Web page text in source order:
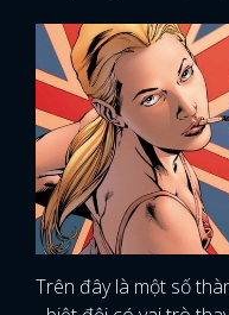
Trên đây là một số